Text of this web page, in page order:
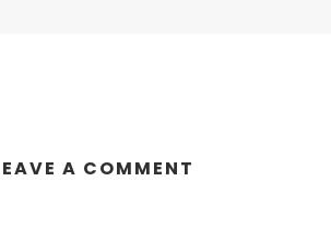
A COMMENT